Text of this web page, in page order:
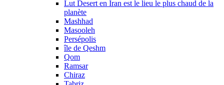
Lut Desert en Iran est le lieu le plus chaud de la
planète
Mashhad
Masooleh
Persépolis
île de Qeshm
Qom
Ramsar
Chiraz